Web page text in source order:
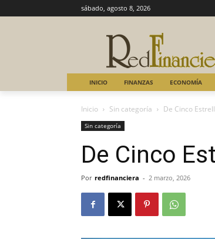
sábado, agosto 8, 2026
INICIO FINANZAS ECONOMÍA
Inicio Sin categoría De Cinco
Sin categoría
De Cinco
Por redfinanciera - 2 marzo, 2026